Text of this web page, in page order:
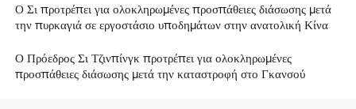
Ο Σι προτρέπει για ολοκληρωμένες προσπάθειες διάσωσης μετά
την πυρκαγιά σε εργοστάσιο υποδημάτων στην ανατολική Κίνα
Ο Πρόεδρος Σι Τζινπίνγκ προτρέπει για ολοκληρωμένες
προσπάθειες διάσωσης μετά την καταστροφή στο Γκανσού